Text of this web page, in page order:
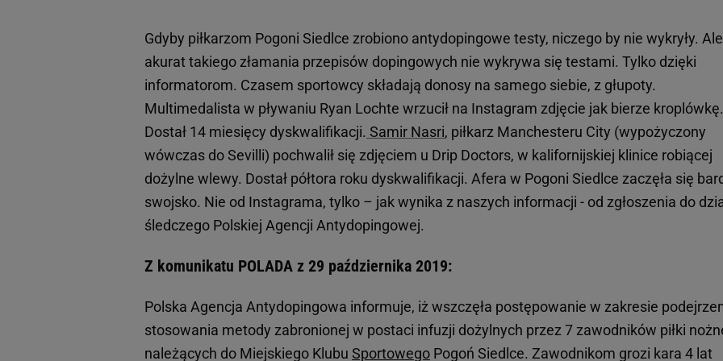
Gdyby piłkarzom Pogoni Siedlce zrobiono antydopingowe testy, niczego by nie wykryły. Ale
akurat takiego złamania przepisów dopingowych nie wykrywa się testami. Tylko dzięki
informatorom. Czasem sportowcy składają donosy na samego siebie, z głupoty.
Multimedalista w pływaniu Ryan Lochte wrzucił na Instagram zdjęcie jak bierze kroplówkę.
Dostał 14 miesięcy dyskwalifikacji. Samir Nasri, piłkarz Manchesteru City (wypożyczony
wówczas do Sevilli) pochwalił się zdjęciem u Drip Doctors, w kalifornijskiej klinice robiącej
dożylne wlewy. Dostał półtora roku dyskwalifikacji. Afera w Pogoni Siedlce zaczęła się
swojsko. Nie od Instagrama, tylko – jak wynika z naszych informacji - od zgłoszenia do
śledczego Polskiej Agencji Antydopingowej.
Z komunikatu POLADA z 29 października 2019:
Polska Agencja Antydopingowa informuje, iż wszczęła postępowanie w zakresie
stosowania metody zabronionej w postaci infuzji dożylnych przez 7 zawodników piłki
należących do Miejskiego Klubu Sportowego Pogoń Siedlce. Zawodnikom grozi kara 4 lat